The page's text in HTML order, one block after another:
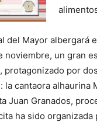
del Mayor albergará
noviembre, un gran
protagonizado por
la cantaora alhaurina
Juan Granados,
ha sido organizada